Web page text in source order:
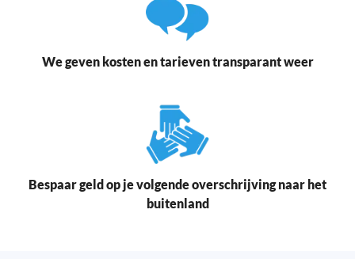
We geven kosten en tarieven transparant weer
Bespaar geld op je volgende overschrijving naar het
buitenland